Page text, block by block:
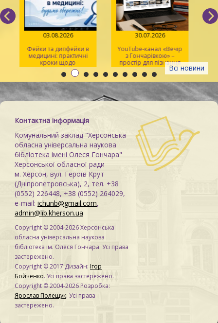
Всі новини
03.08.2026
Фейки та дипфейки в
медицині: практичні
кроки щодо
розпізнавання
30.07.2026
YouTube-канал «Вечір
з Гончарівкою» –
простір для пізнання
та натхнення
Контактна інформація
Комунальний заклад "Херсонська
обласна універсальна наукова
бібліотека імені Олеся Гончара"
Херсонської обласної ради
м. Херсон, вул. Героїв Крут
(Дніпропетровська), 2, тел. +38
(0552) 226448, +38 (0552) 264029,
e-mail: ichunb@gmail.com,
admin@lib.kherson.ua
Copyright © 2004-2026 Херсонська
обласна універсальна наукова
бібліотека ім. Олеся Гончара. Усі права
застережено.
Copyright © 2017 Дизайн: Ігор
Бойченко. Усі права застережено.
Copyright © 2004-2026 Розробка:
Ярослав Полещук. Усі права
застережено.